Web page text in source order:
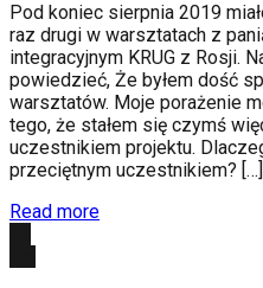
Pod koniec sierpnia 2019
raz drugi w warsztatach z
integracyjnym KRUG z Rosji.
powiedzieć, Że byłem dość
warsztatów. Moje porażenie
tego, że stałem się czymś
uczestnikiem projektu.
przeciętnym uczestnikiem? […]
Read more